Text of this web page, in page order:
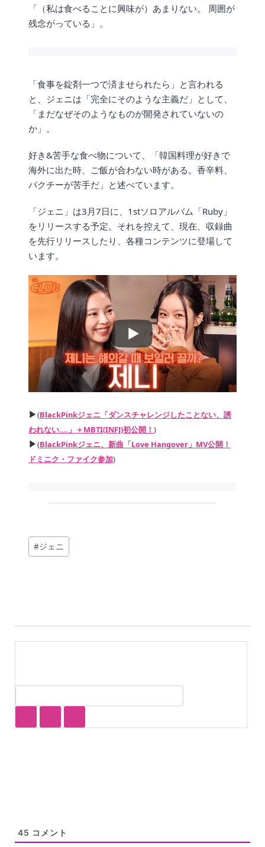
「（私は食べることに興味が）あまりない。 周囲が
残念がっている」。
「食事を錠剤一つで済ませられたら」と言われる
と、ジェニは「完全にそのような主義だ」として、
「まだなぜそのようなものが開発されていないの
か」。
好き&苦手な食べ物について、「韓国料理が好きで
海外に出た時、ご飯が合わない時がある。香辛料、
パクチーが苦手だ」と述べています。
「ジェニ」は3月7日に、1stソロアルバム「Ruby」
をリリースする予定。それを控えて、現在、収録曲
を先行リリースしたり、各種コンテンツに登場して
います。
▶(BlackPinkジェニ「ダンスチャレンジしたことない、誘
われない….」＋MBTI(INFJ)初公開！ )
▶(BlackPinkジェニ、新曲「Love Hangover」MV公開！
ドミニク・ファイク参加)
投
稿
#ジェニ
45 コメント